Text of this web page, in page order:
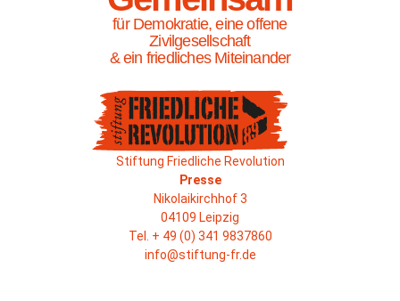
für Demokratie, eine offene
Zivilgesellschaft
& ein friedliches Miteinander
Stiftung Friedliche Revolution
Presse
Nikolaikirchhof 3
04109 Leipzig
Tel. + 49 (0) 341 9837860
info@stiftung-fr.de